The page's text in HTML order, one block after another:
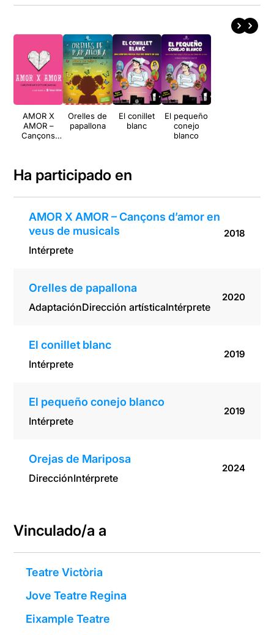
AMOR X
AMOR –
Cançons
Orelles de
papallona
El conillet
blanc
El pequeño
conejo
blanco
Ha participado en
AMOR X AMOR – Cançons d’amor en
veus de musicals
Intérprete
2018
Orelles de papallona
AdaptaciónDirección artísticaIntérprete
2020
El conillet blanc
Intérprete
2019
El pequeño conejo blanco
Intérprete
2019
Orejas de Mariposa
DirecciónIntérprete
2024
Vinculado/a a
Teatre Victòria
Jove Teatre Regina
Eixample Teatre